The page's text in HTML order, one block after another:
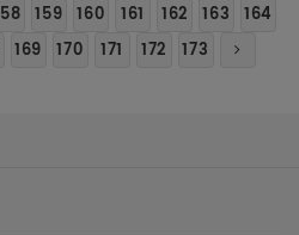
159 160 161 162 163
164
169 170 171 172 173